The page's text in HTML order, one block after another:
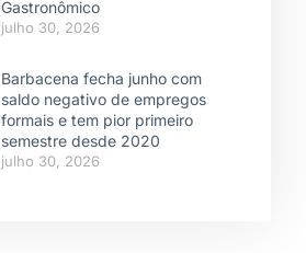
Gastronômico
julho 30, 2026
Barbacena fecha junho com
saldo negativo de empregos
formais e tem pior primeiro
semestre desde 2020
julho 30, 2026